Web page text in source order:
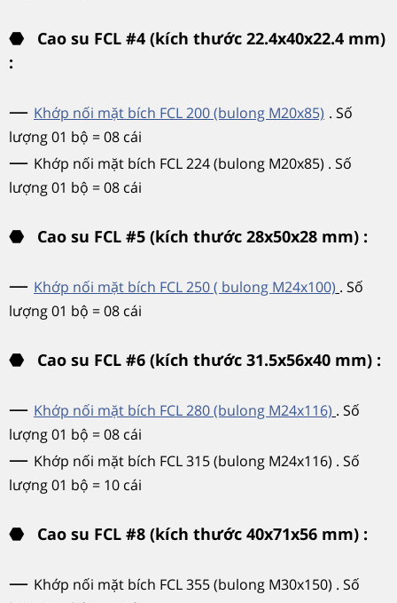
⬣
Cao su FCL #4 (kích thước 22.4x40x22.4 mm)
:
— Khớp nối mặt bích FCL 200 (bulong M20x85) . Số
lượng 01 bộ = 08 cái
— Khớp nối mặt bích FCL 224 (bulong M20x85) . Số
lượng 01 bộ = 08 cái
⬣ Cao su FCL #5 (kích thước 28x50x28 mm) :
— Khớp nối mặt bích FCL 250 ( bulong M24x100) . Số
lượng 01 bộ = 08 cái
⬣ Cao su FCL #6 (kích thước 31.5x56x40 mm) :
— Khớp nối mặt bích FCL 280 (bulong M24x116) . Số
lượng 01 bộ = 08 cái
— Khớp nối mặt bích FCL 315 (bulong M24x116) . Số
lượng 01 bộ = 10 cái
⬣ Cao su FCL #8 (kích thước 40x71x56 mm) :
— Khớp nối mặt bích FCL 355 (bulong M30x150) . Số